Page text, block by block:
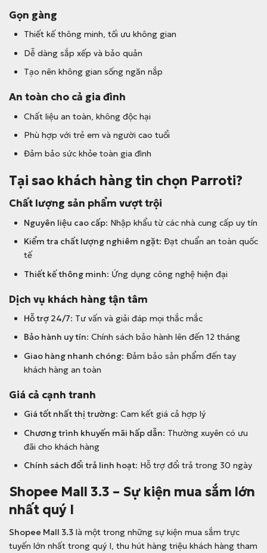
Gọn gàng
Thiết kế thông minh, tối ưu không gian
Dễ dàng sắp xếp và bảo quản
Tạo nên không gian sống ngăn nắp
An toàn cho cả gia đình
Chất liệu an toàn, không độc hại
Phù hợp với trẻ em và người cao tuổi
Đảm bảo sức khỏe toàn gia đình
Tại sao khách hàng tin chọn Parroti?
Chất lượng sản phẩm vượt trội
Nguyên liệu cao cấp: Nhập khẩu từ các nhà cung cấp uy tín
Kiểm tra chất lượng nghiêm ngặt: Đạt chuẩn an toàn quốc
tế
Thiết kế thông minh: Ứng dụng công nghệ hiện đại
Dịch vụ khách hàng tận tâm
Hỗ trợ 24/7: Tư vấn và giải đáp mọi thắc mắc
Bảo hành uy tín: Chính sách bảo hành lên đến 12 tháng
Giao hàng nhanh chóng: Đảm bảo sản phẩm đến tay
khách hàng an toàn
Giá cả cạnh tranh
Giá tốt nhất thị trường: Cam kết giá cả hợp lý
Chương trình khuyến mãi hấp dẫn: Thường xuyên có ưu
đãi cho khách hàng
Chính sách đổi trả linh hoạt: Hỗ trợ đổi trả trong 30 ngày
Shopee Mall 3.3 – Sự kiện mua sắm lớn
nhất quý I
Shopee Mall 3.3 là một trong những sự kiện mua sắm trực
tuyến lớn nhất trong quý I, thu hút hàng triệu khách hàng tham